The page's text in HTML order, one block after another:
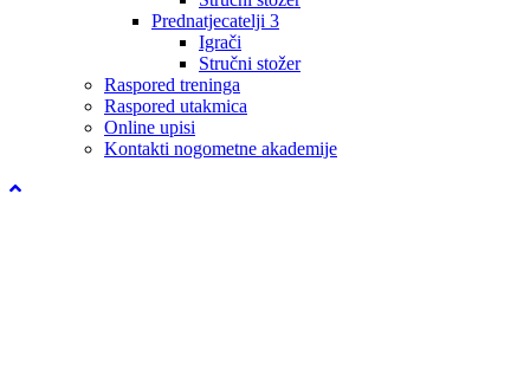
Prednatjecatelji 3
Igrači
Stručni stožer
Raspored treninga
Raspored utakmica
Online upisi
Kontakti nogometne akademije